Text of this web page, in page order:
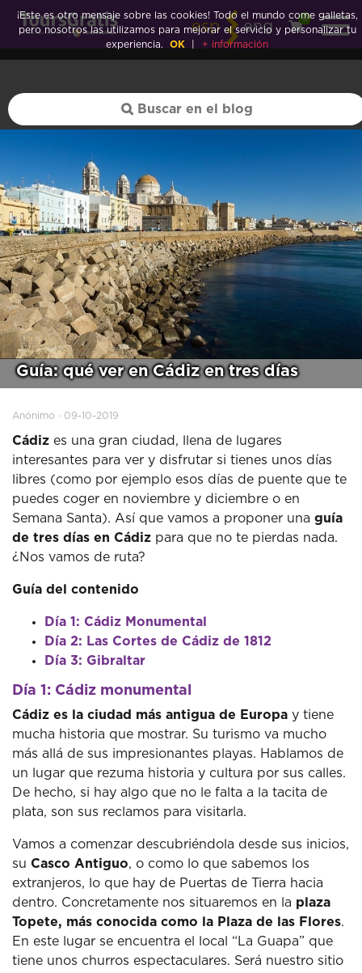
esp eng
0
Guía: qué ver en Cádiz en tres días
Anónimo · 09-10-2019
Cádiz es una gran ciudad, llena de lugares
interesantes para ver y disfrutar si tienes unos días
libres (como por ejemplo esos días de puente que te
puedes coger en noviembre y diciembre o en
Semana Santa). Así que vamos a proponer una guía
de tres días en Cádiz para que no te pierdas nada.
¿Nos vamos de ruta?
Guía del contenido
Día 1: Cádiz Monumental
Día 2: Las Cortes de Cádiz de 1812
Día 3: Gibraltar
Día 1: Cádiz monumental
Cádiz es la ciudad más antigua de Europa y tiene
mucha historia que mostrar. Su turismo va mucho
más allá de sus impresionantes playas. Hablamos de
un lugar que rezuma historia y cultura por sus calles.
De hecho, si hay algo que no le falta a la tacita de
plata, son sus reclamos para visitarla.
Vamos a comenzar descubriéndola desde sus inicios,
su Casco Antiguo, o como lo que sabemos los
extranjeros, lo que hay de Puertas de Tierra hacia
dentro. Concretamente nos situaremos en la plaza
Topete, más conocida como la Plaza de las Flores.
En este lugar se encuentra el local “La Guapa” que
tiene unos churros espectaculares. Será nuestro sitio
¡Este es otro mensaje sobre las cookies! Todo el mundo come galletas,
pero nosotros las utilizamos para mejorar el servicio y personalizar tu
experiencia.
OK + información